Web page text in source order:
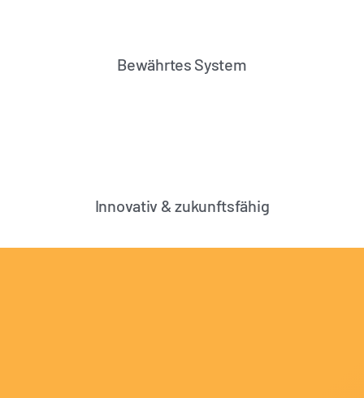
Bewährtes System
Innovativ & zukunftsfähig